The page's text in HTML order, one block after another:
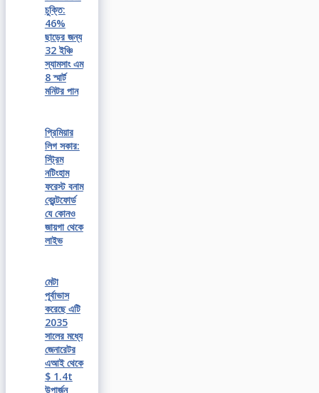
চুক্তি:
46%
ছাড়ের জন্য
32 ইঞ্চি
স্যামসাং এম
8 স্মার্ট
মনিটর পান
প্রিমিয়ার
লিগ সকার:
স্ট্রিম
নটিংহাম
ফরেস্ট বনাম
ব্রেন্টফোর্ড
যে কোনও
জায়গা থেকে
লাইভ
মেটা
পূর্বাভাস
করেছে এটি
2035
সালের মধ্যে
জেনারেটর
এআই থেকে
$ 1.4t
উপার্জন